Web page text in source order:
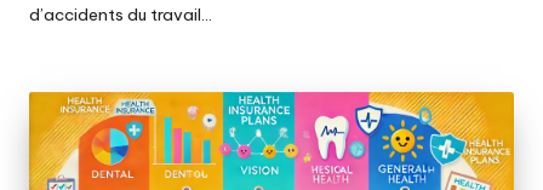
d’accidents du travail…